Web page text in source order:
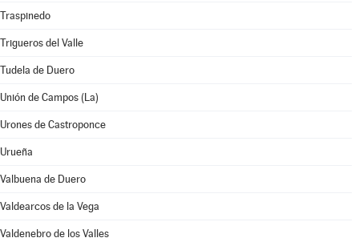
Traspinedo
Trigueros del Valle
Tudela de Duero
Unión de Campos (La)
Urones de Castroponce
Urueña
Valbuena de Duero
Valdearcos de la Vega
Valdenebro de los Valles